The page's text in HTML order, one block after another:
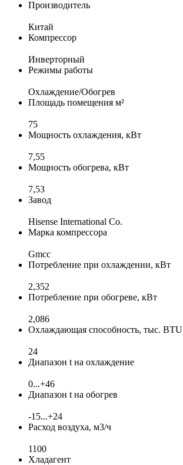
Производитель
Китай
Компрессор
Инверторный
Режимы работы
Охлаждение/Обогрев
Площадь помещения м²
75
Мощность охлаждения, кВт
7,55
Мощность обогрева, кВт
7,53
Завод
Hisense International Co.
Марка компрессора
Gmcc
Потребление при охлаждении, кВт
2,352
Потребление при обогреве, кВт
2,086
Охлаждающая способность, тыс. BTU
24
Диапазон t на охлаждение
0...+46
Диапазон t на обогрев
-15...+24
Расход воздуха, м3/ч
1100
Хладагент